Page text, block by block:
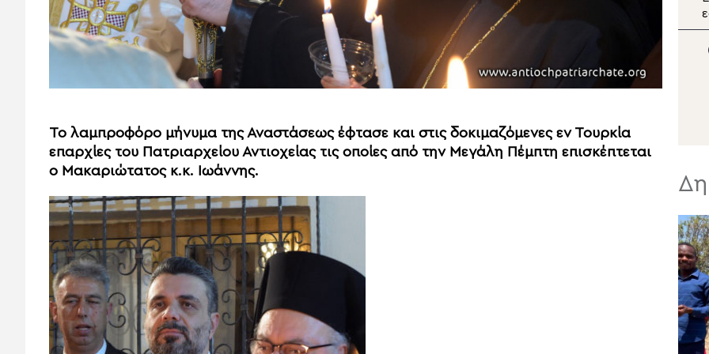
Το λαμπροφόρο μήνυμα της Αναστάσεως έφτασε και στις δοκιμαζόμενες εν Τουρκία
επαρχίες του Πατριαρχείου Αντιοχείας τις οποίες από την Μεγάλη Πέμπτη επισκέπτεται
ο Μακαριώτατος κ.κ. Ιωάννης.
της Παναγίας Αγνούντος